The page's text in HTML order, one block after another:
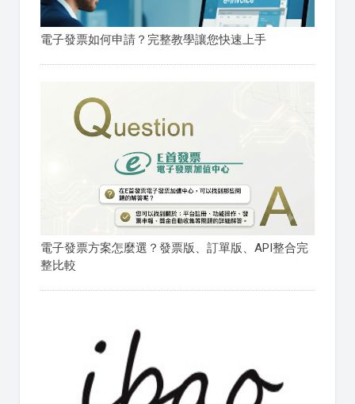
電子發票如何申請？完整教學讓您快速上手
電子發票方案怎麼選？發票版、訂單版、API整合完
整比較